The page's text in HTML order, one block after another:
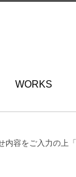
WORKS
容をご入力の上